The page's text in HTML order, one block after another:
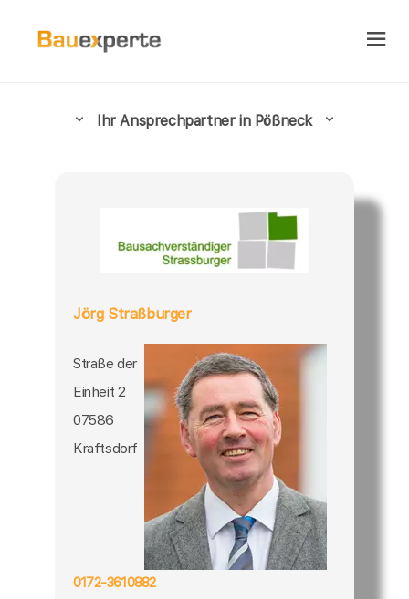
Ihr Ansprechpartner in Pößneck
Jörg Straßburger
Straße der
Einheit 2
07586
Kraftsdorf
0172-3610882